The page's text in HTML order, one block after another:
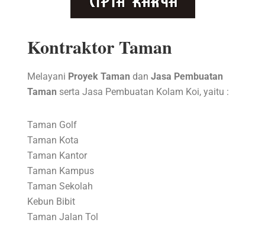
Kontraktor Taman
Melayani Proyek Taman dan Jasa Pembuatan
Taman serta Jasa Pembuatan Kolam Koi, yaitu :
Taman Golf
Taman Kota
Taman Kantor
Taman Kampus
Taman Sekolah
Kebun Bibit
Taman Jalan Tol